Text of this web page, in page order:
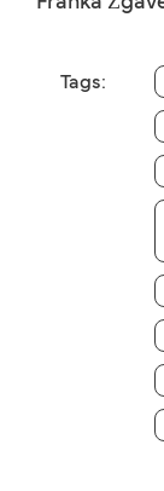
Tags: